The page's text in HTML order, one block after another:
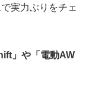
実力ぶりをチェ
」や「電動AW